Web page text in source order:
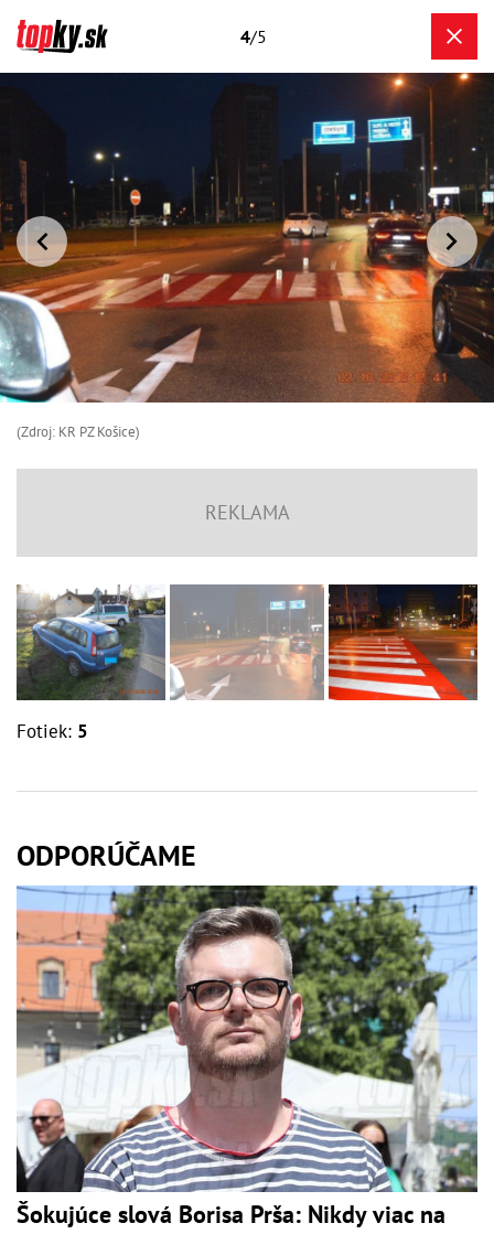
4/5
(Zdroj: KR PZ Košice)
Fotiek: 5
ODPORÚČAME
Šokujúce slová Borisa Prša: Nikdy viac na